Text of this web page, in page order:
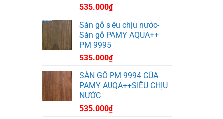
535.000₫
Sàn gỗ siêu chịu nước-
Sàn gỗ PAMY AQUA++
PM 9995
535.000₫
SÀN GỖ PM 9994 CỦA
PAMY AUQA++SIÊU CHỊU
NƯỚC
535.000₫